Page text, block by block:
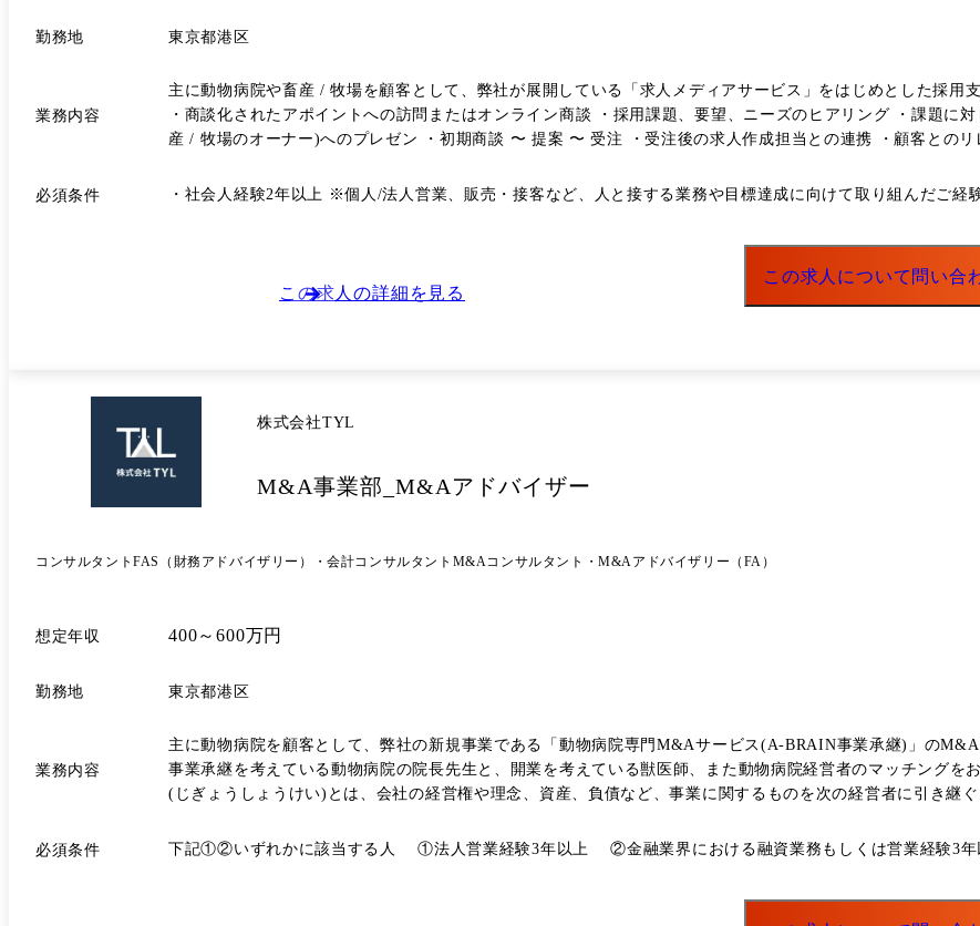
勤務地 東京都港区
業務内容
主に動物病院や畜産 / 牧場を顧客として、弊社が展開している「求人メディアサービス」をはじめとした採用支援サー
・商談化されたアポイントへの訪問またはオンライン商談 ・採用課題、要望、ニーズのヒアリング ・課題に
産 / 牧場のオーナー)へのプレゼン ・初期商談 〜 提案 〜 受注 ・受注後の求人作成担当との連携 ・顧客との
現在までに展開しているサービスの拡大や改善をしたい人、それだけでなく新しい分野への挑戦をしてみたい
ト美容業界の就職情報誌・Webサイト(アニマルジョブの学生版) フレッシュジョブ:第一次産業(畜産・農業)に
(畜産・農業)に専門特化した合同就職説明会イベント フレッシュジョブ学生版:第一次産業(畜産・農業)の就職
必須条件 ・社会人経験2年以上 ※個人/法人営業、販売・接客など、人と接する業務や目標達成に向けて取り組んだご経
この求人の詳細を見る
この求人について問い合
株式会社TYL
M&A事業部_M&Aアドバイザー
コンサルタントFAS（財務アドバイザリー）・会計コンサルタント M&Aコンサルタント・M&Aアドバイザリー（FA）
想定年収 400～600万円
勤務地 東京都港区
業務内容
主に動物病院を顧客として、弊社の新規事業である「動物病院専門M&Aサービス(A-BRAIN事業承継)」の
事業承継を考えている動物病院の院長先生と、開業を考えている獣医師、また動物病院経営者のマッチング
(じぎょうしょうけい)とは、会社の経営権や理念、資産、負債など、事業に関するものを次の経営者に引き継
トップ面談実施、ファイナンス、事業譲渡契約締結など、マッチングからクロージングまでを一貫してご担当いただきます。 <事業承継を考えている院長先
必須条件 下記①②いずれかに該当する人 ①法人営業経験3年以上 ②金融業界における融資業務もしくは営業経験3年